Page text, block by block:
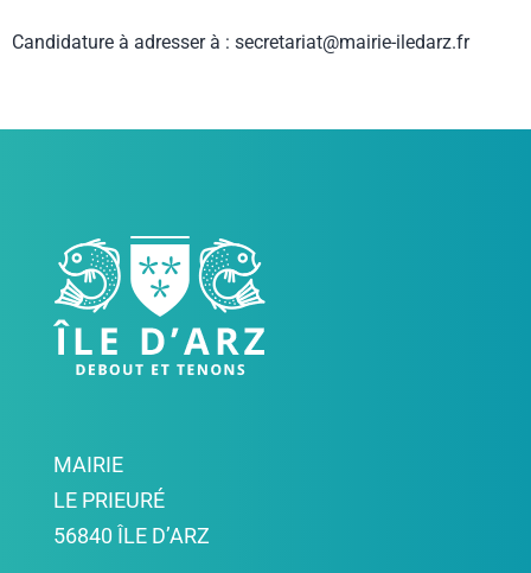
Candidature à adresser à : secretariat@mairie-iledarz.fr
MAIRIE
LE PRIEURÉ
56840 ÎLE D’ARZ